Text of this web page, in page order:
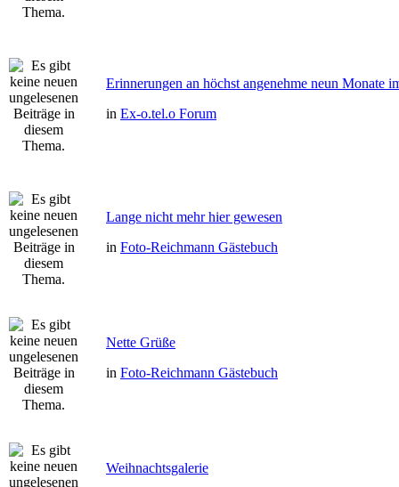
Erinnerungen an höchst angenehme neun Monate
in Ex-o.tel.o Forum
Lange nicht mehr hier gewesen
in Foto-Reichmann Gästebuch
Nette Grüße
in Foto-Reichmann Gästebuch
Weihnachtsgalerie